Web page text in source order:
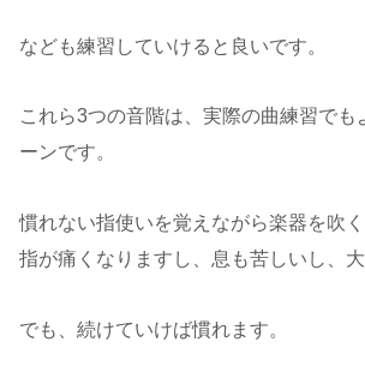
なども練習していけると良いです。
これら3つの音階は、実際の曲練習でも
ーンです。
慣れない指使いを覚えながら楽器を吹
指が痛くなりますし、息も苦しいし、大
でも、続けていけば慣れます。